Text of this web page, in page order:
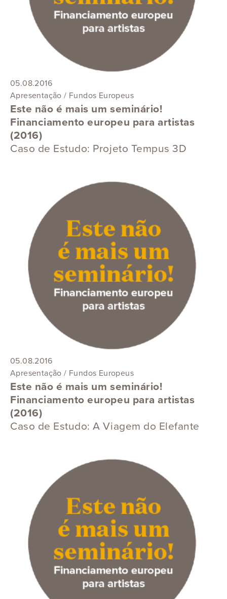
05.08.2016
Apresentação / Fundos Europeus
Este não é mais um seminário!
Financiamento europeu para artistas
(2016)
Caso de Estudo: Projeto Tempus 3D
05.08.2016
Apresentação / Fundos Europeus
Este não é mais um seminário!
Financiamento europeu para artistas
(2016)
Caso de Estudo: A Viagem do Elefante